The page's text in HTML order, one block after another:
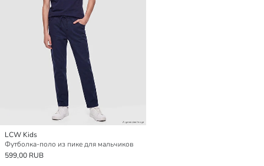
LCW Kids
Футболка-поло из пике для мальчиков
599,00 RUB